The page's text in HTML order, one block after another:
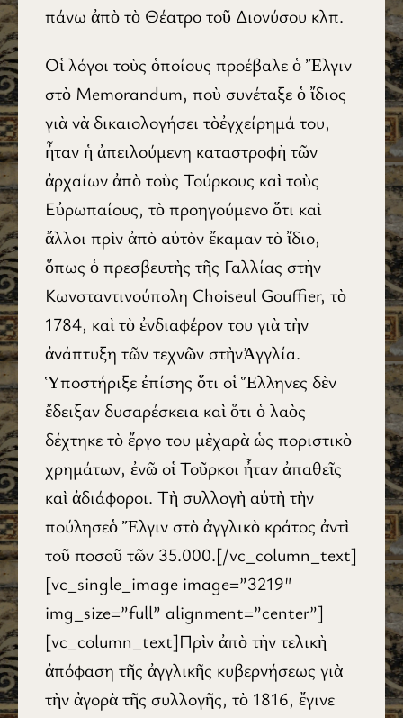
πάνω ἀπὸ τὸ Θέατρο τοῦ Διονύσου κλπ.
Οἱ λόγοι τοὺς ὁποίους προέβαλε ὁ Ἔλγιν
στὸ Memorandum, ποὺ συνέταξε ὁ ἴδιος
γιὰ νὰ δικαιολογήσει τὸἐγχείρημά του,
ἦταν ἡ ἀπειλούμενη καταστροφὴ τῶν
ἀρχαίων ἀπὸ τοὺς Τούρκους καὶ τοὺς
Εὐρωπαίους, τὸ προηγούμενο ὅτι καὶ
ἄλλοι πρὶν ἀπὸ αὐτὸν ἔκαμαν τὸ ἴδιο,
ὅπως ὁ πρεσβευτὴς τῆς Γαλλίας στὴν
Κωνσταντινούπολη Choiseul Gouffier, τὸ
1784, καὶ τὸ ἐνδιαφέρον του γιὰ τὴν
ἀνάπτυξη τῶν τεχνῶν στὴνἈγγλία.
Ὑποστήριξε ἐπίσης ὅτι οἱ Ἕλληνες δὲν
ἔδειξαν δυσαρέσκεια καὶ ὅτι ὁ λαὸς
δέχτηκε τὸ ἔργο του μὲχαρὰ ὡς ποριστικὸ
χρημάτων, ἐνῶ οἱ Τοῦρκοι ἦταν ἀπαθεῖς
καὶ ἀδιάφοροι. Τὴ συλλογὴ αὐτὴ τὴν
πούλησεὁ Ἔλγιν στὸ ἀγγλικὸ κράτος ἀντὶ
τοῦ ποσοῦ τῶν 35.000.[/vc_column_text]
[vc_single_image image=”3219″
img_size=”full” alignment=”center”]
[vc_column_text]Πρὶν ἀπὸ τὴν τελικὴ
ἀπόφαση τῆς ἀγγλικῆς κυβερνήσεως γιὰ
τὴν ἀγορὰ τῆς συλλογῆς, τὸ 1816, ἔγινε